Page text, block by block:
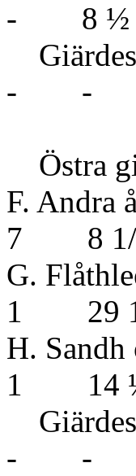
- 8 ½
-
Östra
F.
7 8 1/
1 29
H.
1 14
-